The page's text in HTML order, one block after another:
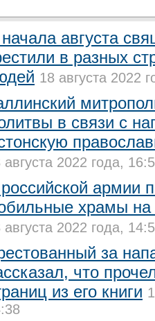
августа
в разных
18 августа 2022
в связи с
августа 2022 года,
армии
храмы на
августа 2022 года,
за
что
из его книги